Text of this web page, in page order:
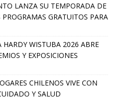
LANZA SU TEMPORADA DE
GRATUITOS PARA
HARDY WISTUBA 2026 ABRE
Y EXPOSICIONES
CHILENOS VIVE CON
Y SALUD